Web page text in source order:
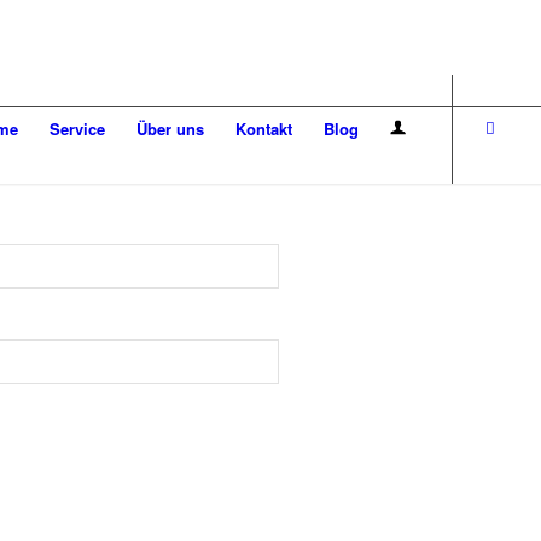
Service Über uns Kontakt Blog